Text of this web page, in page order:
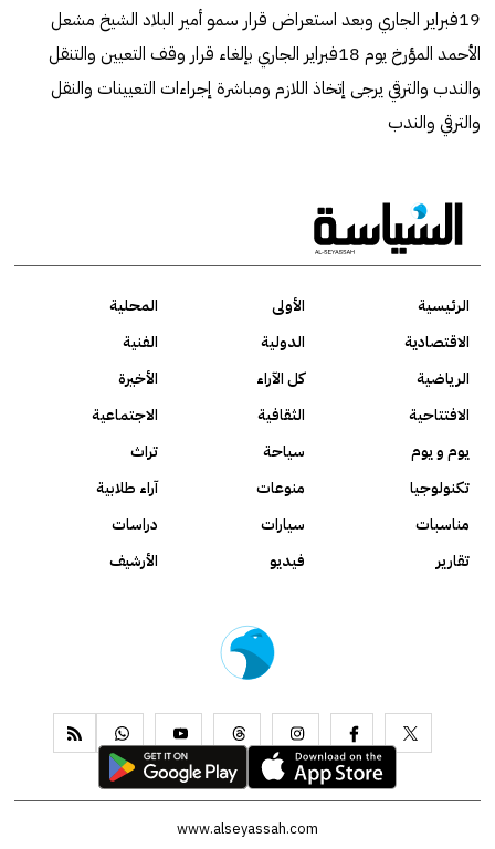
19فبراير الجاري وبعد استعراض قرار سمو أمير البلاد الشيخ مشعل
الأحمد المؤرخ يوم 18فبراير الجاري بإلغاء قرار وقف التعيين والتنقل
والندب والترقي يرجى إتخاذ اللازم ومباشرة إجراءات التعيينات والنقل
والترقي والندب
الرئيسية الأولى
المحلية
الاقتصادية
الدولية
الفنية
الرياضية
كل الآراء
الأخيرة
الافتتاحية
الثقافية
الاجتماعية
يوم و يوم
سياحة
تراث
تكنولوجيا
منوعات
آراء طلابية
مناسبات
سيارات
دراسات
تقارير
فيديو الأرشيف
www.alseyassah.com